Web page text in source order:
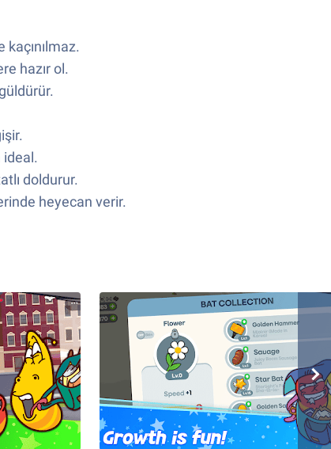
hazır ol.
ideal.
doldurur.
heyecan verir.